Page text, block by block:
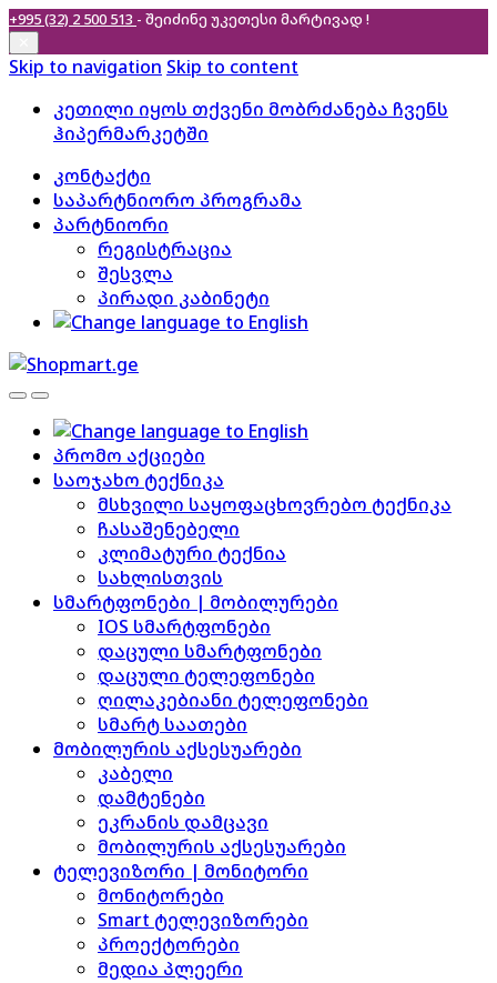
+995 (32) 2 500 513 - შეიძინე უკეთესი მარტივად !
Skip to navigation Skip to content
კეთილი იყოს თქვენი მობრძანება ჩვენს
ჰიპერმარკეტში
კონტაქტი
საპარტნიორო პროგრამა
პარტნიორი
რეგისტრაცია
შესვლა
პირადი კაბინეტი
პრომო აქციები
საოჯახო ტექნიკა
მსხვილი საყოფაცხოვრებო ტექნიკა
ჩასაშენებელი
კლიმატური ტექნია
სახლისთვის
სმარტფონები | მობილურები
IOS სმარტფონები
დაცული სმარტფონები
დაცული ტელეფონები
ღილაკებიანი ტელეფონები
სმარტ საათები
მობილურის აქსესუარები
კაბელი
დამტენები
ეკრანის დამცავი
მობილურის აქსესუარები
ტელევიზორი | მონიტორი
მონიტორები
Smart ტელევიზორები
პროექტორები
მედია პლეერი